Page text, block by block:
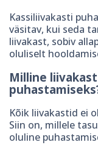
Kassiliivakasti
väsitav, kui seda
liivakast, sobiv
oluliselt
Milline
Kõik liivakastid ei
Siin on, millele
oluline